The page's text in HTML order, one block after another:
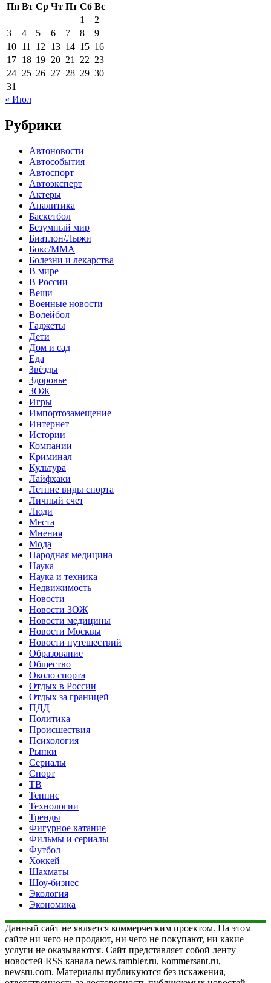
Пн Вт Ср Чт Пт Сб Вс
1
2
3
4 5 6 7 8
9
10 11 12 13 14 15 16
17 18 19 20 21 22 23
24 25 26 27 28 29 30
31
« Июл
Рубрики
Автоновости
Автособытия
Автоспорт
Автоэксперт
Актеры
Аналитика
Баскетбол
Безумный мир
Биатлон/Лыжи
Бокс/MMA
Болезни и лекарства
В мире
В России
Вещи
Военные новости
Волейбол
Гаджеты
Дети
Дом и сад
Еда
Звёзды
Здоровье
ЗОЖ
Игры
Импортозамещение
Интернет
Истории
Компании
Криминал
Культура
Лайфхаки
Летние виды спорта
Личный счет
Люди
Места
Мнения
Мода
Народная медицина
Наука
Наука и техника
Недвижимость
Новости
Новости ЗОЖ
Новости медицины
Новости Москвы
Новости путешествий
Образование
Общество
Около спорта
Отдых в России
Отдых за границей
ПДД
Политика
Происшествия
Психология
Рынки
Сериалы
Спорт
ТВ
Теннис
Технологии
Тренды
Фигурное катание
Фильмы и сериалы
Футбол
Хоккей
Шахматы
Шоу-бизнес
Экология
Экономика
Данный сайт не является коммерческим проектом. На этом
сайте ни чего не продают, ни чего не покупают, ни какие
услуги не оказываются. Сайт представляет собой ленту
новостей RSS канала news.rambler.ru, kommersant.ru,
newsru.com. Материалы публикуются без искажения,